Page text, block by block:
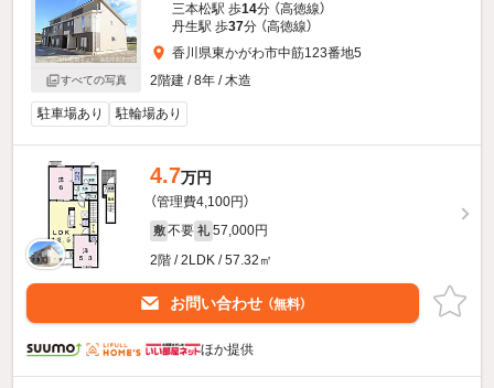
すべての写真
三本松駅 歩14分 （高徳線）
丹生駅 歩37分 （高徳線）
香川県東かがわ市中筋123番地5
2階建 / 8年 / 木造
駐車場あり 駐輪場あり
4.7万円
（管理費4,100円）
敷 不要 礼 57,000円
2階 / 2LDK / 57.32㎡
お問い合わせ （無料）
ほか提供